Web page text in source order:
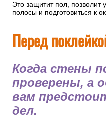
Это защитит пол, позволит
полосы и подготовиться к
Перед
Когда стены
проверены, а
вам
дел.